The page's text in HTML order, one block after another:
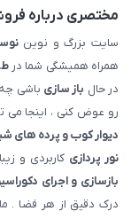
مختصری درباره
سایت بزرگ و نوین
همراه همیشگی شما در
در حال باز سازی باشی
رو عوض کنی ، اینجا می
دیوار کوب و پرده های
نور پردازی کاربردی و
بازسازی و اجرای
درک دقیق از هر فضا .